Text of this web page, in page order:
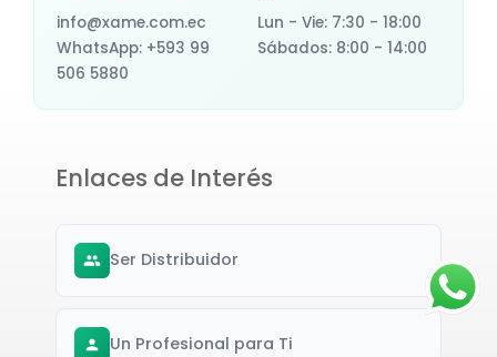
info@xame.com.ec
WhatsApp: +593 99
506 5880
Lun - Vie: 7:30 - 18:00
Sábados: 8:00 - 14:00
Enlaces de Interés
Ser Distribuidor
Un Profesional para Ti